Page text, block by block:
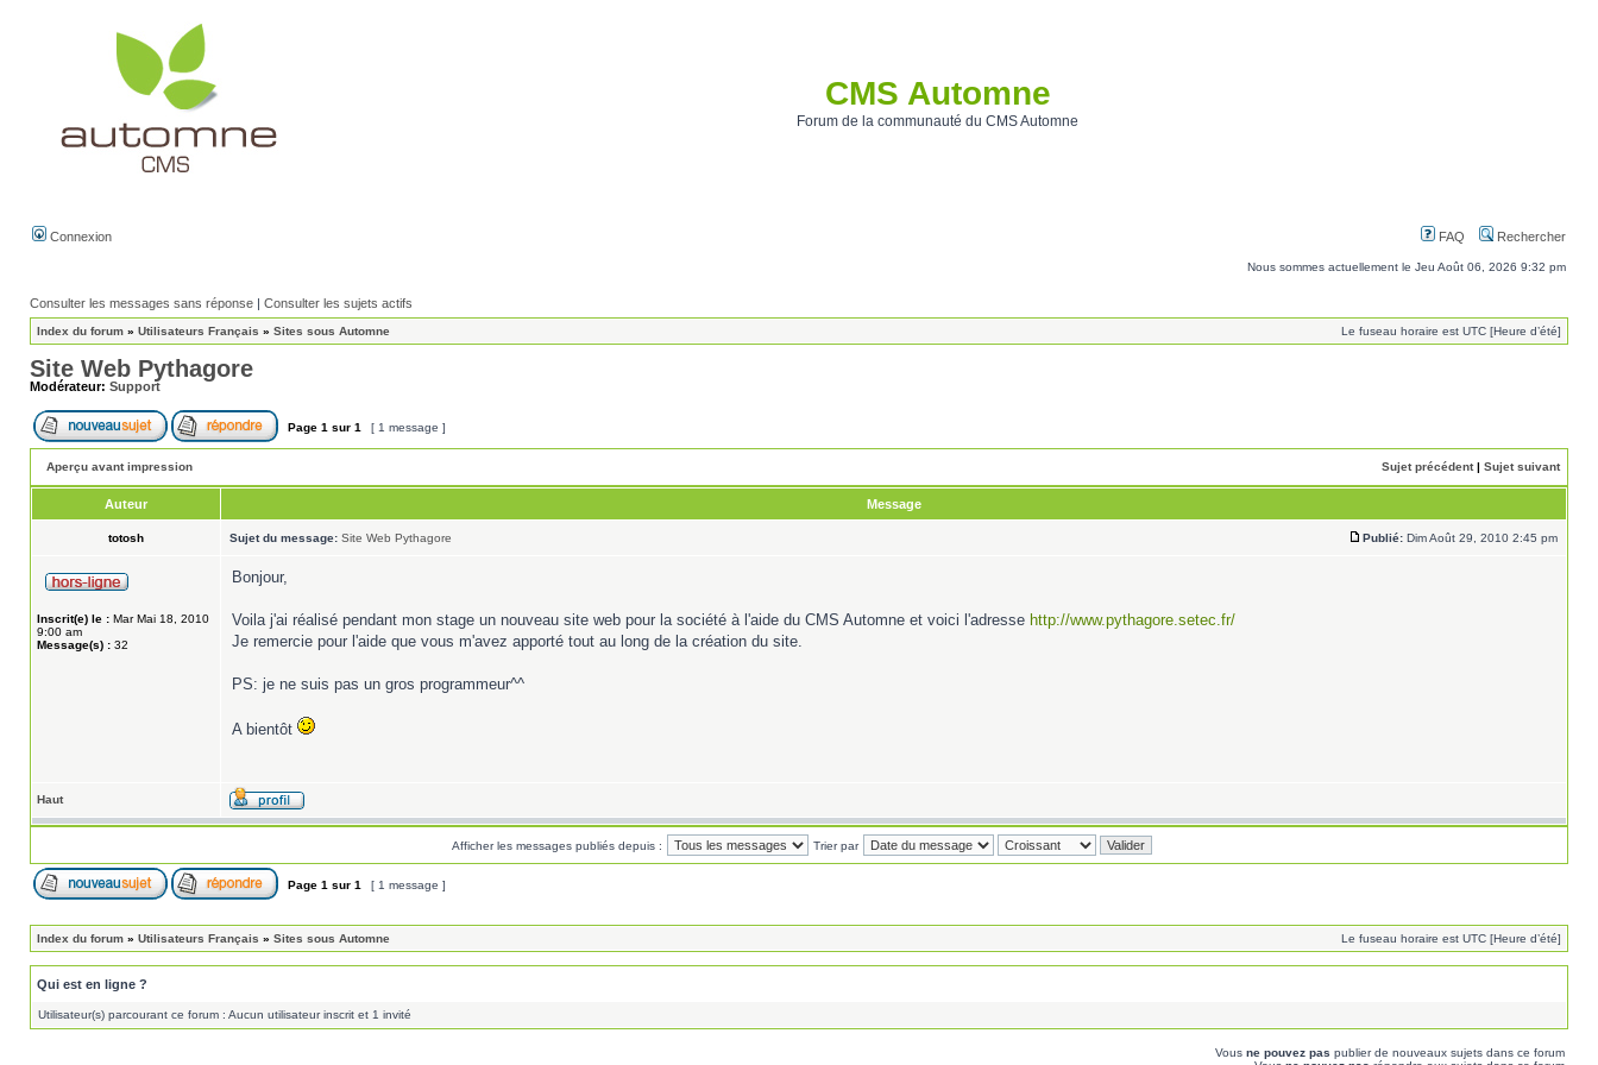
CMS Automne
Forum de la communauté du CMS Automne
Connexion FAQ Rechercher
Nous sommes actuellement le Jeu Août 06, 2026 9:32 pm
Consulter les messages sans réponse | Consulter les sujets actifs
Index du forum » Utilisateurs Français » Sites sous Automne Le fuseau horaire est UTC [Heure d’été]
Site Web Pythagore
Modérateur: Support
Page 1 sur 1 [ 1 message ]
Aperçu avant impression Sujet précédent| Sujet suivant
Auteur Message
totosh Sujet du message: Site Web Pythagore Publié: Dim Août 29, 2010 2:45 pm
Inscrit(e) le : Mar Mai 18, 2010
9:00 am
Message(s) : 32
Bonjour,
Voila j'ai réalisé pendant mon stage un nouveau site web pour la société à l'aide du CMS Automne et voici l'adresse http://www.pythagore.setec.fr/
Je remercie pour l'aide que vous m'avez apporté tout au long de la création du site.
PS: je ne suis pas un gros programmeur^^
A bientôt
Haut
Afficher les messages publiés depuis : Trier par
Page 1 sur 1 [ 1 message ]
Index du forum » Utilisateurs Français » Sites sous Automne Le fuseau horaire est UTC [Heure d’été]
Qui est en ligne ?
Utilisateur(s) parcourant ce forum : Aucun utilisateur inscrit et 1 invité
Vous ne pouvez pas publier de nouveaux sujets dans ce forum